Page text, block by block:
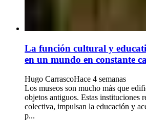
La función cultural y
en un mundo en constante
Hugo CarrascoHace 4 semanas
Los museos son mucho más que
objetos antiguos. Estas instituciones
colectiva, impulsan la educación y
p...